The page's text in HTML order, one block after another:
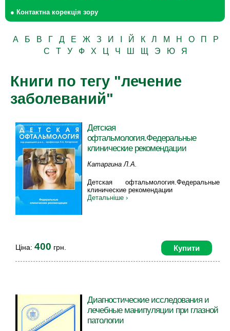
● Контактна корекція зору
А Б В Г Д Е Ж З И Й К Л М Н О П
Р
С
Т У Ф Х Ц Ч Ш Щ Э Ю Я
Книги по тегу "лечение
заболеваний"
Детская
офтальмология.Федеральные
клинические рекомендации
Катаргина Л.А.
Детская офтальмология.Федеральные
клинические рекомендации
Детальніше ›
Купити
Ціна: 400 грн.
Диагностические исследования и
лечебные манипуляции при глазной
патологии